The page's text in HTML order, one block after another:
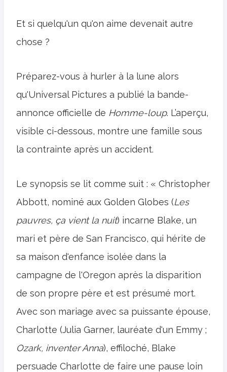
Et si quelqu'un qu'on aime devenait autre
chose ?
Préparez-vous à hurler à la lune alors
qu'Universal Pictures a publié la bande-
annonce officielle de Homme-loup. L’aperçu,
visible ci-dessous, montre une famille sous
la contrainte après un accident.
Le synopsis se lit comme suit : « Christopher
Abbott, nominé aux Golden Globes (Les
pauvres, ça vient la nuit) incarne Blake, un
mari et père de San Francisco, qui hérite de
sa maison d'enfance isolée dans la
campagne de l'Oregon après la disparition
de son propre père et est présumé mort.
Avec son mariage avec sa puissante épouse,
Charlotte (Julia Garner, lauréate d'un Emmy ;
Ozark, inventer Anna), effiloché, Blake
persuade Charlotte de faire une pause loin